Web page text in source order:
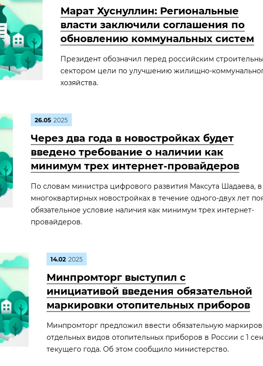
Марат Хуснуллин: Региональные
власти заключили соглашения по
обновлению коммунальных систем
Президент обозначил перед российским
сектором цели по улучшению жилищно-
хозяйства.
26.05 2025
Через два года в новостройках будет
введено требование о наличии как
минимум трех интернет-провайдеров
По словам министра цифрового развития Максута Шадаева, в
многоквартирных новостройках в течение одного-двух лет
обязательное условие наличия как минимум трех интернет-
провайдеров.
14.02 2025
Минпромторг выступил с
инициативой введения обязательной
маркировки отопительных приборов
Минпромторг предложил ввести обязательную
отдельных видов отопительных приборов в России с 1
текущего года. Об этом сообщило министерство.